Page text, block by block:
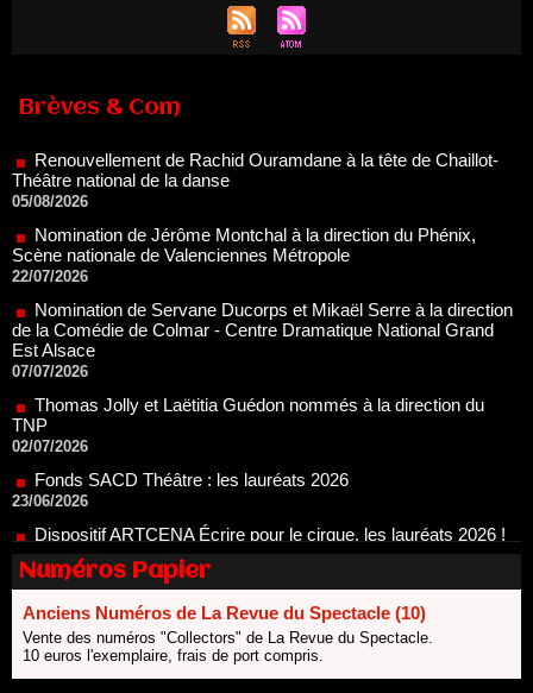
Brèves & Com
Renouvellement de Rachid Ouramdane à la tête de Chaillot-
Théâtre national de la danse
Nomination de Jérôme Montchal à la direction du Phénix,
Scène nationale de Valenciennes Métropole
Nomination de Servane Ducorps et Mikaël Serre à la direction
de la Comédie de Colmar - Centre Dramatique National Grand
Est Alsace
07/07/2026
Thomas Jolly et Laëtitia Guédon nommés à la direction du
TNP
Fonds SACD Théâtre : les lauréats 2026
23/06/2026
Dispositif ARTCENA Écrire pour le cirque, les lauréats 2026 !
20/06/2026
Le palmarès des prix SACD 2026
Les 10 lauréats du Fonds Grandes Formes Théâtre 2026
SACD
13/06/2026
Nomination de Nathalie Garraud et Olivier Saccomano à la
direction du Théâtre de Gennevilliers - CDN
Numéros Papier
Anciens Numéros de La Revue du Spectacle (10)
Vente des numéros "Collectors" de La Revue du Spectacle.
10 euros l'exemplaire, frais de port compris.